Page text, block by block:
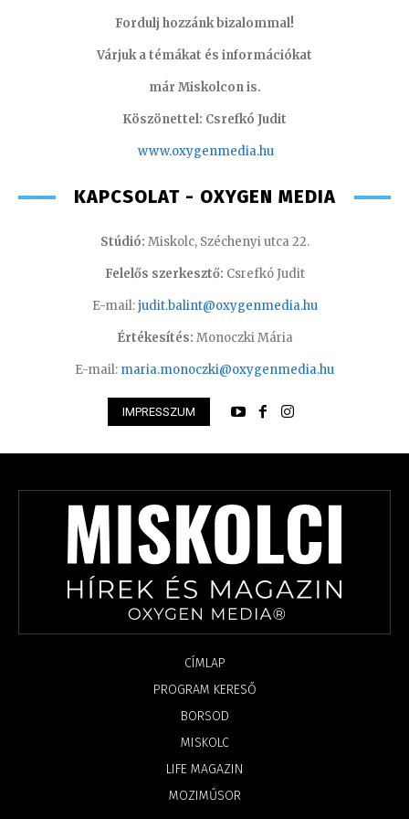
Fordulj hozzánk bizalommal!
Várjuk a témákat és információkat
már Miskolcon is.
Köszönettel: Csrefkó Judit
www.oxygenmedia.hu
KAPCSOLAT - OXYGEN MEDIA
Stúdió: Miskolc, Széchenyi utca 22.
Felelős szerkesztő: Csrefkó Judit
E-mail:judit.balint@oxygenmedia.hu
Értékesítés: Monoczki Mária
E-mail: maria.monoczki@oxygenmedia.hu
IMPRESSZUM
CÍMLAP
PROGRAM KERESŐ
BORSOD
MISKOLC
LIFE MAGAZIN
MOZIMŰSOR